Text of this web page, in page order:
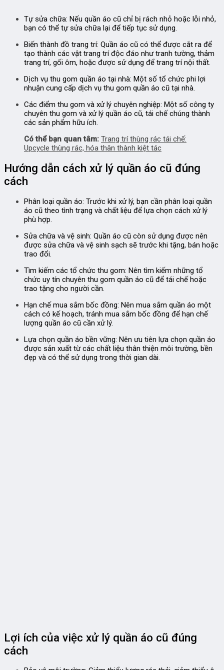
Tự sửa chữa: Nếu quần áo cũ chỉ bị rách nhỏ hoặc lỗi nhỏ,
bạn có thể tự sửa chữa lại để tiếp tục sử dụng.
Biến thành đồ trang trí: Quần áo cũ có thể được cắt ra để
tạo thành các vật trang trí độc đáo như tranh tường, thảm
trang trí, gối ôm, hoặc được sử dụng để trang trí nội thất.
Dịch vụ thu gom quần áo tại nhà: Một số tổ chức phi lợi
nhuận cung cấp dịch vụ thu gom quần áo cũ tại nhà.
Các điểm thu gom và xử lý chuyên nghiệp: Một số công ty
chuyên thu gom và xử lý quần áo cũ, tái chế chúng thành
các sản phẩm hữu ích.
Có thể bạn quan tâm: Trang trí thùng rác tái chế:
Upcycle thùng rác, hóa thân thành kiệt tác
Hướng dẫn cách xử lý quần áo cũ đúng
cách
Phân loại quần áo: Trước khi xử lý, bạn cần phân loại quần
áo cũ theo tình trạng và chất liệu để lựa chọn cách xử lý
phù hợp.
Sửa chữa và vệ sinh: Quần áo cũ còn sử dụng được nên
được sửa chữa và vệ sinh sạch sẽ trước khi tặng, bán hoặc
trao đổi.
Tìm kiếm các tổ chức thu gom: Nên tìm kiếm những tổ
chức uy tín chuyên thu gom quần áo cũ để tái chế hoặc
trao tặng cho người cần.
Hạn chế mua sắm bốc đồng: Nên mua sắm quần áo một
cách có kế hoạch, tránh mua sắm bốc đồng để hạn chế
lượng quần áo cũ cần xử lý.
Lựa chọn quần áo bền vững: Nên ưu tiên lựa chọn quần áo
được sản xuất từ các chất liệu thân thiện môi trường, bền
đẹp và có thể sử dụng trong thời gian dài.
Lợi ích của việc xử lý quần áo cũ đúng
cách